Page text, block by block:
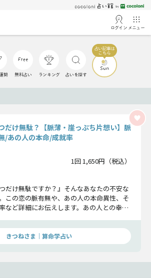
ログイン メニュー
勢 無料占い ランキング 占いを探す
だけ無駄？【脈薄・崖っぷち片想い】脈
/あの人の本命/成就率
1回 1,650円（税込）
だけ無駄ですか？』そんなあなたの不安な
この恋の脈有無や、あの人の本命異性、そ
など詳細にお伝えします。あの人との幸せ
きつねさま｜算命学占い